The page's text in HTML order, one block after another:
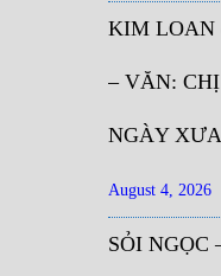
KIM LOAN
– VĂN:
NGÀY
August 4, 2026
SỎI NGỌC